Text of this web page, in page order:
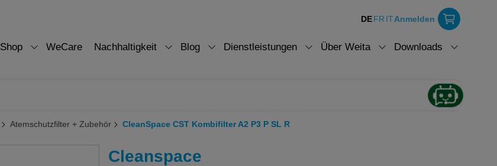
DEFR ITAnmelden
Shop WeCare Nachhaltigkeit Blog Dienstleistungen Über Weita Downloads
Atemschutzfilter + Zubehör CleanSpace CST Kombifilter A2 P3 P SL R
Cleanspace